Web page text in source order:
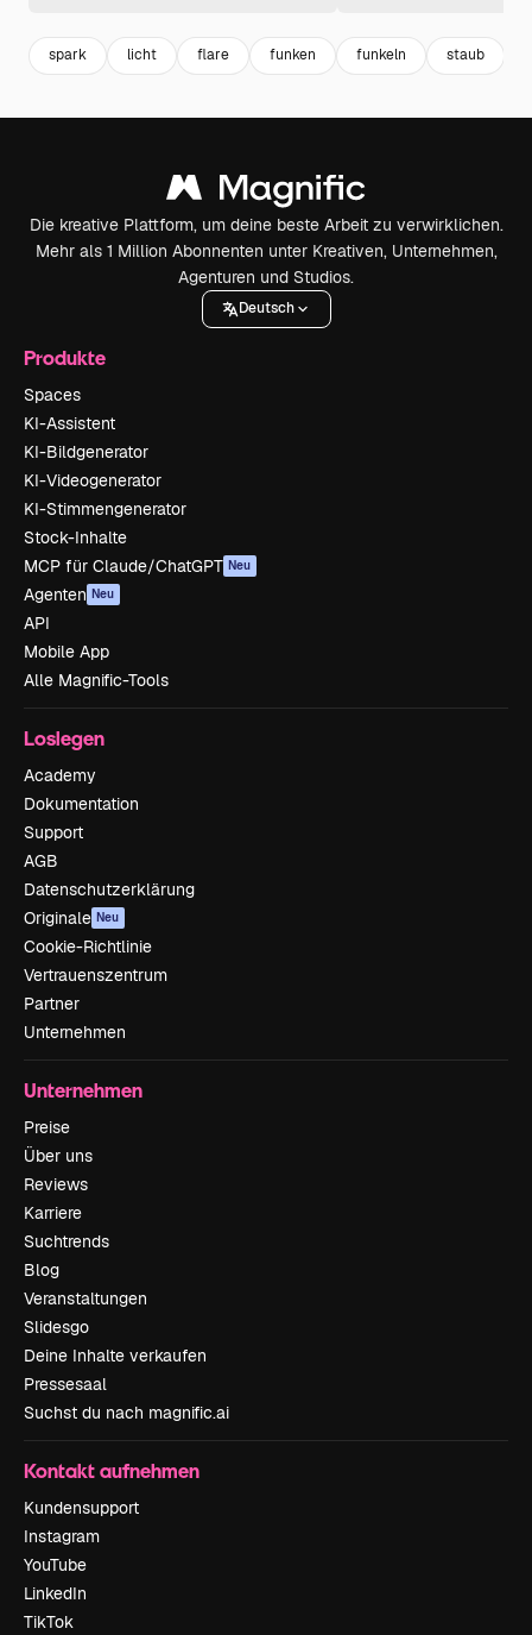
spark licht flare funken funkeln staub
Die kreative Plattform, um deine beste Arbeit zu verwirklichen.
Mehr als 1 Million Abonnenten unter Kreativen, Unternehmen,
Agenturen und Studios.
Deutsch
Produkte
Spaces
KI-Assistent
KI-Bildgenerator
KI-Videogenerator
KI-Stimmengenerator
Stock-Inhalte
MCP für Claude/ChatGPT Neu
Agenten Neu
API
Mobile App
Alle Magnific-Tools
Loslegen
Academy
Dokumentation
Support
AGB
Datenschutzerklärung
Originale Neu
Cookie-Richtlinie
Vertrauenszentrum
Partner
Unternehmen
Unternehmen
Preise
Über uns
Reviews
Karriere
Suchtrends
Blog
Veranstaltungen
Slidesgo
Deine Inhalte verkaufen
Pressesaal
Suchst du nach magnific.ai
Kontakt aufnehmen
Kundensupport
Instagram
YouTube
LinkedIn
TikTok